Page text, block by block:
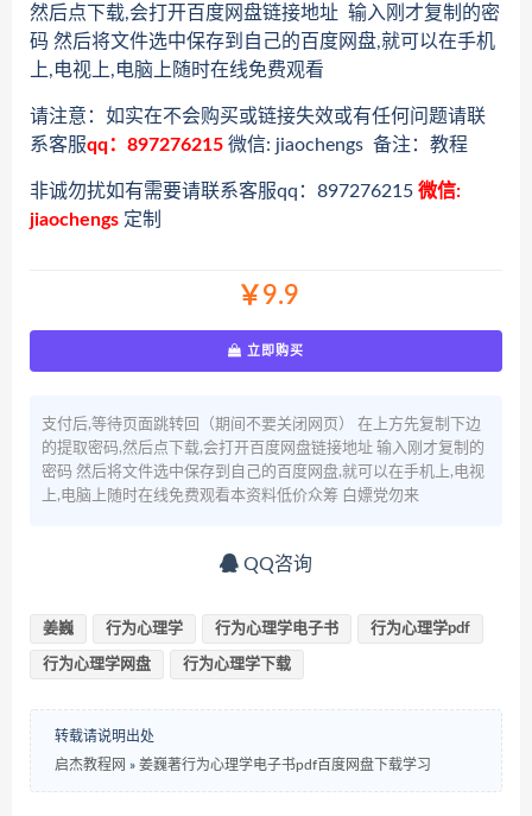
然后点下载,会打开百度网盘链接地址 输入刚才复制的密
码 然后将文件选中保存到自己的百度网盘,就可以在手机
上,电视上,电脑上随时在线免费观看
请注意：如实在不会购买或链接失效或有任何问题请联
系客服qq：897276215 微信: jiaochengs 备注：教程
非诚勿扰如有需要请联系客服qq：897276215 微信:
jiaochengs 定制
￥9.9
立即购买
支付后,等待页面跳转回（期间不要关闭网页） 在上方先复制下边
的提取密码,然后点下载,会打开百度网盘链接地址 输入刚才复制的
密码 然后将文件选中保存到自己的百度网盘,就可以在手机上,电视
上,电脑上随时在线免费观看本资料低价众筹 白嫖党勿来
QQ咨询
姜巍 行为心理学 行为心理学电子书 行为心理学pdf
行为心理学网盘 行为心理学下载
转载请说明出处
启杰教程网 » 姜巍著行为心理学电子书pdf百度网盘下载学习